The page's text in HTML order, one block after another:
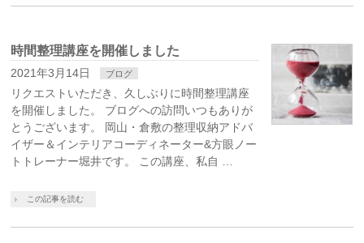
時間整理講座を開催しました
2021年3月14日 ブログ
リクエストいただき、久しぶりに時間整理講座
を開催しました。 ブログへの訪問いつもありが
とうございます。 岡山・倉敷の整理収納アドバ
イザー＆インテリアコーディネーター&方眼ノー
トトレーナー堀井です。 この講座、私自 …
この記事を読む